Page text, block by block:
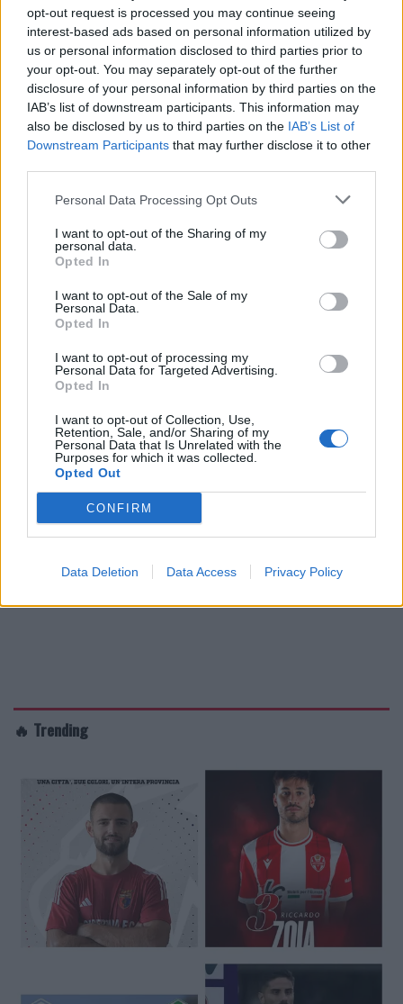
opt-out request is processed you may continue seeing
interest-based ads based on personal information utilized by
us or personal information disclosed to third parties prior to
your opt-out. You may separately opt-out of the further
disclosure of your personal information by third parties on the
IAB’s list of downstream participants. This information may
also be disclosed by us to third parties on the IAB’s List of
Downstream Participants that may further disclose it to other
Personal Data Processing Opt Outs
I want to opt-out of the Sharing of my
personal data.
Opted In
I want to opt-out of the Sale of my
Personal Data.
Opted In
I want to opt-out of processing my
Personal Data for Targeted Advertising.
Opted In
I want to opt-out of Collection, Use,
Retention, Sale, and/or Sharing of my
Personal Data that Is Unrelated with the
Purposes for which it was collected.
Opted Out
CONFIRM
Data Deletion Data Access Privacy Policy
🔥 Trending